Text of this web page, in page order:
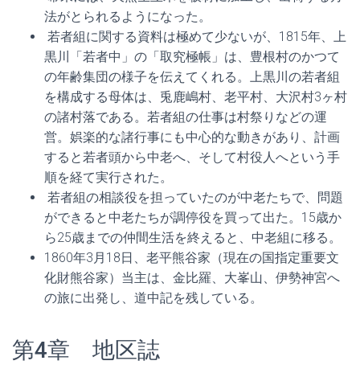
法がとられるようになった。
若者組に関する資料は極めて少ないが、1815年、上
黒川「若者中」の「取究極帳」は、豊根村のかつて
の年齢集団の様子を伝えてくれる。上黒川の若者組
を構成する母体は、兎鹿嶋村、老平村、大沢村3ヶ村
の諸村落である。若者組の仕事は村祭りなどの運
営。娯楽的な諸行事にも中心的な動きがあり、計画
すると若者頭から中老へ、そして村役人へという手
順を経て実行された。
若者組の相談役を担っていたのが中老たちで、問題
ができると中老たちが調停役を買って出た。15歳か
ら25歳までの仲間生活を終えると、中老組に移る。
1860年3月18日、老平熊谷家（現在の国指定重要文
化財熊谷家）当主は、金比羅、大峯山、伊勢神宮へ
の旅に出発し、道中記を残している。
第4章 地区誌